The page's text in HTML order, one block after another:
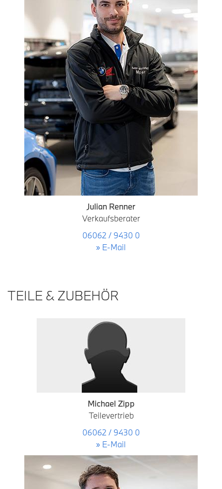
Julian Renner
Verkaufsberater
06062 / 9430 0
» E-Mail
TEILE & ZUBEHÖR
Michael Zipp
Teilevertrieb
06062 / 9430 0
» E-Mail